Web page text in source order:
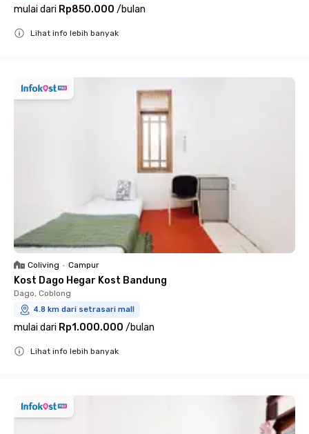
mulai dari Rp850.000 /bulan
Lihat info lebih banyak
Coliving • Campur
Kost Dago Hegar Kost Bandung
Dago, Coblong
4.8 km dari setrasari mall
mulai dari Rp1.000.000 /bulan
Lihat info lebih banyak